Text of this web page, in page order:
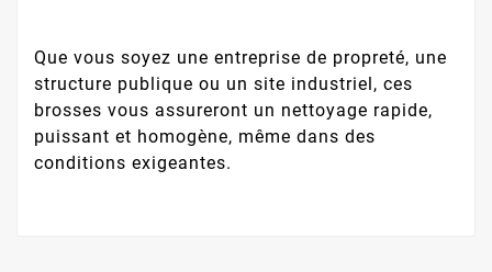
Que vous soyez une entreprise de propreté, une
structure publique ou un site industriel, ces
brosses vous assureront un nettoyage rapide,
puissant et homogène, même dans des
conditions exigeantes.